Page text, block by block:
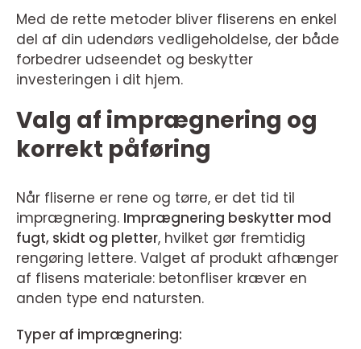
Med de rette metoder bliver fliserens en enkel
del af din udendørs vedligeholdelse, der både
forbedrer udseendet og beskytter
investeringen i dit hjem.
Valg af imprægnering og
korrekt påføring
Når fliserne er rene og tørre, er det tid til
imprægnering. Imprægnering beskytter mod
fugt, skidt og pletter, hvilket gør fremtidig
rengøring lettere. Valget af produkt afhænger
af flisens materiale: betonfliser kræver en
anden type end natursten.
Typer af imprægnering: